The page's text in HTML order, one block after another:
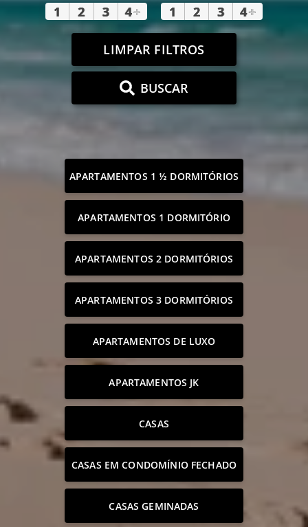
1 2 3 4+ 1 2 3 4+
LIMPAR FILTROS
BUSCAR
APARTAMENTOS 1 ½ DORMITÓRIOS
APARTAMENTOS 1 DORMITÓRIO
APARTAMENTOS 2 DORMITÓRIOS
APARTAMENTOS 3 DORMITÓRIOS
APARTAMENTOS DE LUXO
APARTAMENTOS JK
CASAS
CASAS EM CONDOMÍNIO FECHADO
CASAS GEMINADAS